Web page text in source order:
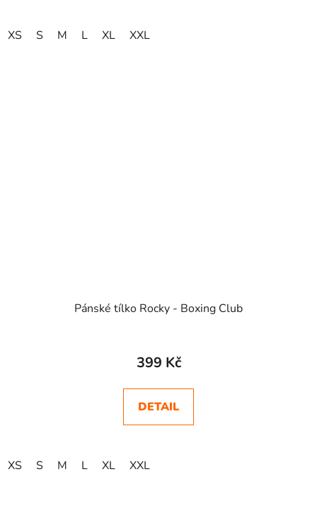
XS S M L XL XXL
Pánské tílko Rocky - Boxing Club
399 Kč
DETAIL
XS S M L XL XXL